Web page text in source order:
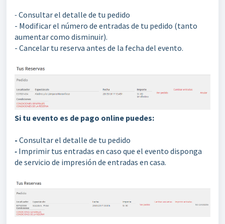
-Consultar el detalle de tu pedido
- Modificar el número de entradas de tu pedido (tanto
aumentar como disminuir).
- Cancelar tu reserva antes de la fecha del evento.
Si tu evento es de pago online puedes:
- Consultar el detalle de tu pedido
- Imprimir tus entradas en caso que el evento disponga
de servicio de impresión de entradas en casa.